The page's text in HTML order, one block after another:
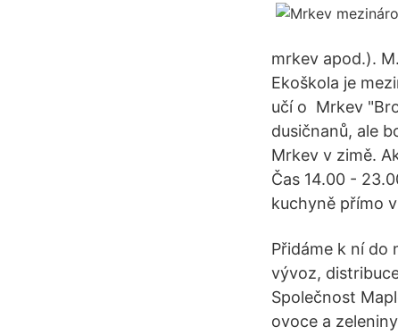
mrkev apod.).
Ekoškola je
učí o Mrkev
dusičnanů, ale
Mrkev v zimě.
Čas 14.00 -
kuchyně přímo
Přidáme k ní do
vývoz,
Společnost
ovoce a